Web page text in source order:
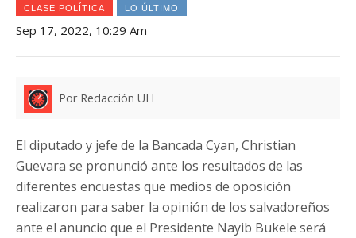
CLASE POLÍTICA LO ÚLTIMO
Sep 17, 2022, 10:29 Am
Por Redacción UH
El diputado y jefe de la Bancada Cyan, Christian
Guevara se pronunció ante los resultados de las
diferentes encuestas que medios de oposición
realizaron para saber la opinión de los salvadoreños
ante el anuncio que el Presidente Nayib Bukele será